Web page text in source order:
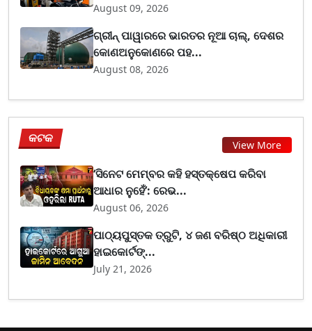
August 09, 2026
ଗ୍ରୀନ୍ ପାୱାରରେ ଭାରତର ନୂଆ ଚାଲ୍, ଦେଶର
କୋଣଅନୁକୋଣରେ ପହ...
August 08, 2026
କଟକ View More
‘ସିନେଟ ମେମ୍ବର କହି ହସ୍ତକ୍ଷେପ କରିବା
ଆଧାର ନୁହେଁ’: ରେଭ...
August 06, 2026
ପାଠ୍ୟପୁସ୍ତକ ତ୍ରୁଟି, ୪ ଜଣ ବରିଷ୍ଠ ଅଧିକାରୀ
ହାଇକୋର୍ଟଙ୍...
July 21, 2026